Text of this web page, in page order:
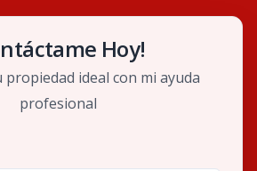
Hoy!
propiedad ideal con mi ayuda
profesional